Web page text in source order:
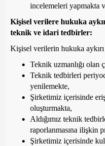
incelemeleri yapmakta
Kişisel verilere hukuka
teknik ve idari tedbirler:
Kişisel verilerin hukuka
Teknik uzmanlığı olan
Teknik tedbirleri
yenilemekte,
Şirketimiz içerisinde
oluşturmakta,
Aldığımız teknik
raporlanmasına ilişkin
Şirketimiz içerisinde